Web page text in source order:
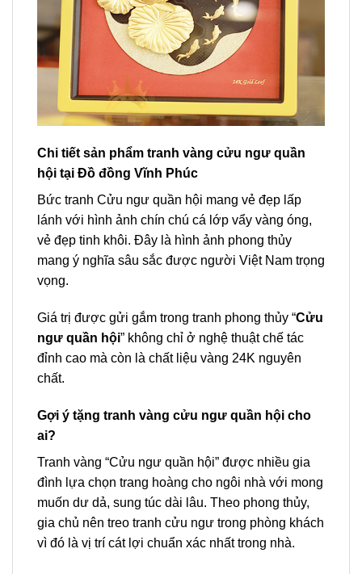
Chi tiết sản phẩm tranh vàng cửu ngư quần
hội tại Đồ đồng Vĩnh Phúc
Bức tranh Cửu ngư quần hội mang vẻ đẹp lấp
lánh với hình ảnh chín chú cá lớp vẩy vàng óng,
vẻ đẹp tinh khôi. Đây là hình ảnh phong thủy
mang ý nghĩa sâu sắc được người Việt Nam trọng
vọng.
Giá trị được gửi gắm trong tranh phong thủy “Cửu
ngư quần hội” không chỉ ở nghệ thuật chế tác
đỉnh cao mà còn là chất liệu vàng 24K nguyên
chất.
Gợi ý tặng tranh vàng cửu ngư quần hội cho
ai?
Tranh vàng “Cửu ngư quần hội” được nhiều gia
đình lựa chọn trang hoàng cho ngôi nhà với mong
muốn dư dả, sung túc dài lâu. Theo phong thủy,
gia chủ nên treo tranh cửu ngư trong phòng khách
vì đó là vị trí cát lợi chuẩn xác nhất trong nhà.